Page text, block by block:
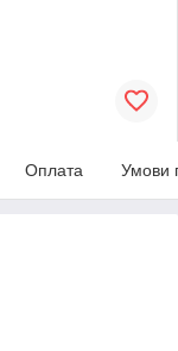
Оплата Умови